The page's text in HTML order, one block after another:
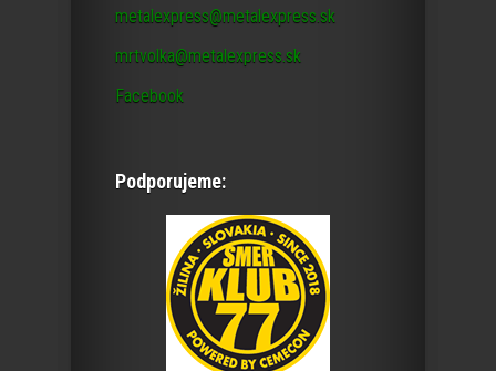
metalexpress@metalexpress.sk
mrtvolka@metalexpress.sk
Facebook
Podporujeme: